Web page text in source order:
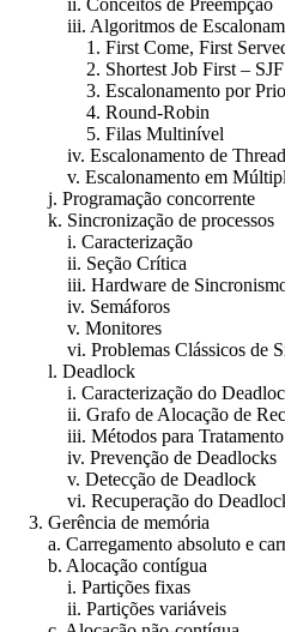
iii. Algoritmos de
1. First Come, First Served
2. Shortest Job First – SJF
3. Escalonamento por
4. Round-Robin
5. Filas Multinível
iv. Escalonamento de
v. Escalonamento em
j. Programação concorrente
k. Sincronização de processos
i. Caracterização
ii. Seção Crítica
iii. Hardware de
iv. Semáforos
v. Monitores
vi. Problemas Clássicos de
l. Deadlock
i. Caracterização do
ii. Grafo de Alocação de
iii. Métodos para Tratamento
iv. Prevenção de Deadlocks
v. Detecção de Deadlock
vi. Recuperação do
3. Gerência de memória
a. Carregamento absoluto e
b. Alocação contígua
i. Partições fixas
ii. Partições variáveis